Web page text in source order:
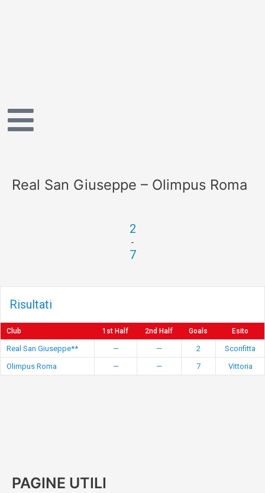
Real San Giuseppe – Olimpus Roma
2
-
7
Risultati
Club 1st Half 2nd Half Goals Esito
Real San Giuseppe** — — 2
Sconfitta
Olimpus Roma
— — 7 Vittoria
PAGINE UTILI